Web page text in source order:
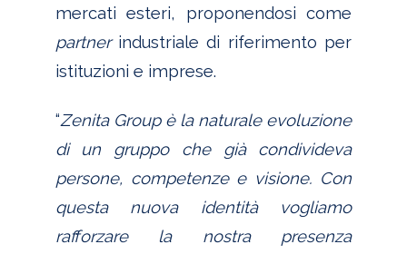
mercati esteri, proponendosi come
partnerindustriale di riferimento per
istituzioni e imprese.
“Zenita Group è la naturale evoluzione
di un gruppo che già condivideva
persone, competenze e visione. Con
questa nuova identità vogliamo
rafforzare la nostra presenza